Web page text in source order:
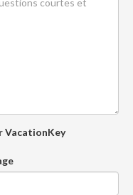
VacationKey